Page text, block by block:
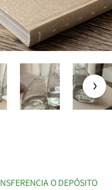
O DEPÓSITO